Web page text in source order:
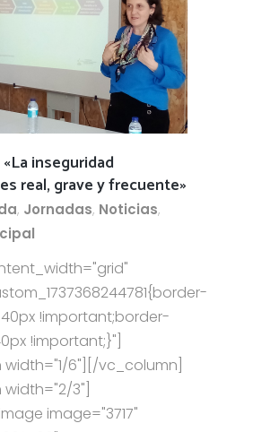
inseguridad
real, grave y frecuente»
, Jornadas, Noticias,
!important;border-
!important;}"]
width="1/6"][/vc_column]
3"]
image="3717"